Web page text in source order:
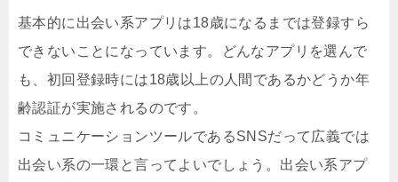
基本的に出会い系アプリは18歳になるまでは登録すら
できないことになっています。どんなアプリを選んで
も、初回登録時には18歳以上の人間であるかどうか年
齢認証が実施されるのです。
コミュニケーションツールであるSNSだって広義では
出会い系の一環と言ってよいでしょう。出会い系アプ